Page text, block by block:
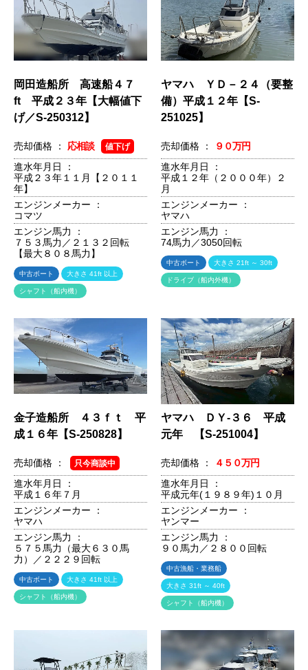
岡田造船所 高速船４７
ft 平成２３年【大幅値下
げ／S-250312】
売却価格 ： 応相談 値下げ
進水年月日 ：
平成２３年１１月【２０１１
年】
エンジンメーカー ：
コマツ
エンジン馬力 ：
７５３馬力／２１３２回転
【最大８０８馬力】
中古ボート 大きさ 41ft 以上
シャフト（船内機）
ヤマハ ＹＤ－２４（要整
備）平成１２年【S-
251025】
売却価格 ：
９０万円
進水年月日 ：
平成１２年（２０００年）２
月
エンジンメーカー ：
ヤマハ
エンジン馬力 ：
74馬力／3050回転
中古ボート 大きさ 21ft ～ 30ft
ドライブ（船内外機）
金子造船所 ４３ｆｔ 平
成１６年【S-250828】
売却価格 ： 只今商談中
進水年月日 ：
平成１６年７月
エンジンメーカー ：
ヤマハ
エンジン馬力 ：
５７５馬力（最大６３０馬
力）／２２２９回転
中古ボート 大きさ 41ft 以上
シャフト（船内機）
ヤマハ ＤＹ-３６ 平成
元年 【S-251004】
売却価格 ：
４５０万円
進水年月日 ：
平成元年(１９８９年)１０月
エンジンメーカー ：
ヤンマー
エンジン馬力 ：
９０馬力／２８００回転
中古漁船・業務船
大きさ 31ft ～ 40ft
シャフト（船内機）